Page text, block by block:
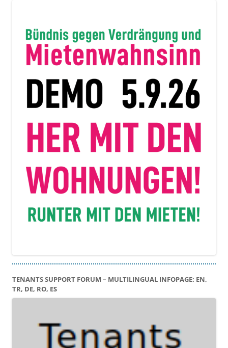
TENANTS SUPPORT FORUM – MULTILINGUAL INFOPAGE: EN,
TR, DE, RO, ES